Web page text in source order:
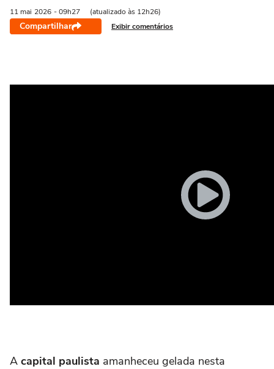
11 mai 2026 - 09h27 (atualizado às 12h26)
Compartilhar Exibir comentários
A capital paulista amanheceu gelada nesta